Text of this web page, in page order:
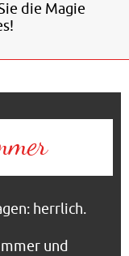
die Magie
herrlich.
und